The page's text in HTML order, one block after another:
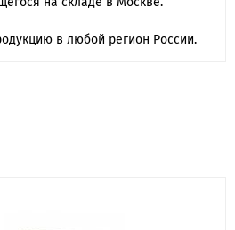
в любой регион России.